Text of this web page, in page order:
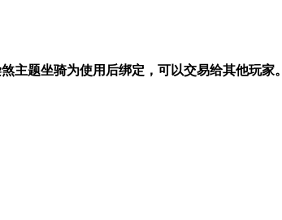
主题坐骑为使用后绑定，可以交易给其他玩家。